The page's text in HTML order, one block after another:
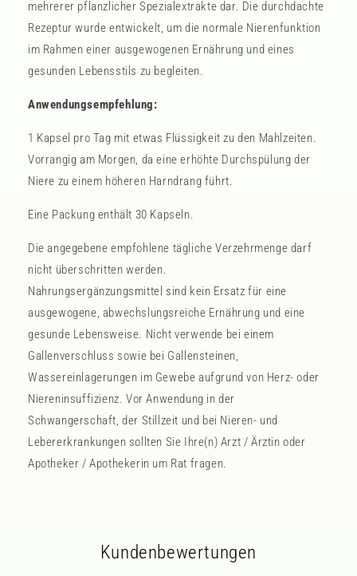
mehrerer pflanzlicher Spezialextrakte dar. Die durchdachte
Rezeptur wurde entwickelt, um die normale Nierenfunktion
im Rahmen einer ausgewogenen Ernährung und eines
gesunden Lebensstils zu begleiten.
Anwendungsempfehlung:
1 Kapsel pro Tag mit etwas Flüssigkeit zu den Mahlzeiten.
Vorrangig am Morgen, da eine erhöhte Durchspülung der
Niere zu einem höheren Harndrang führt.
Eine Packung enthält 30 Kapseln.
Die angegebene empfohlene tägliche Verzehrmenge darf
nicht überschritten werden.
Nahrungsergänzungsmittel sind kein Ersatz für eine
ausgewogene, abwechslungsreiche Ernährung und eine
gesunde Lebensweise. Nicht verwende bei einem
Gallenverschluss sowie bei Gallensteinen,
Wassereinlagerungen im Gewebe aufgrund von Herz- oder
Niereninsuffizienz. Vor Anwendung in der
Schwangerschaft, der Stillzeit und bei Nieren- und
Lebererkrankungen sollten Sie Ihre(n) Arzt / Ärztin oder
Apotheker / Apothekerin um Rat fragen.
Kundenbewertungen